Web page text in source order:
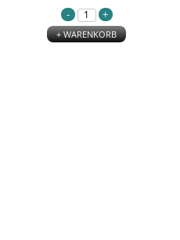
+ WARENKORB